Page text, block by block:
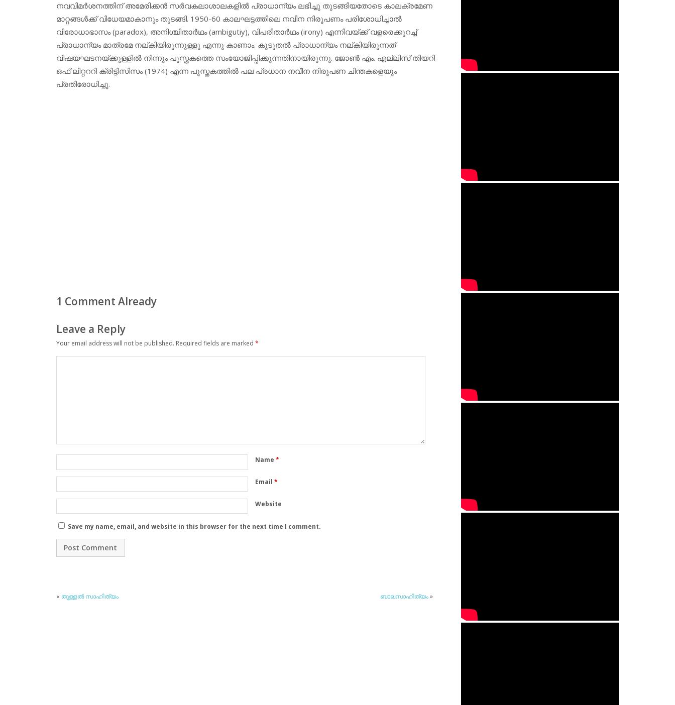
നവവിമര്‍ശനത്തിന് അമേരിക്കന്‍ സര്‍വകലാശാലകളില്‍ പ്രാധാന്യം ലഭിച്ചു തുടങ്ങിയതോടെ കാലക്രമേണ
മാറ്റങ്ങള്‍ക്ക് വിധേയമാകാനും തുടങ്ങി. 1950-60 കാലഘട്ടത്തിലെ നവീന നിരൂപണം പരിശോധിച്ചാല്‍
വിരോധാഭാസം (paradox), അനിശ്ചിതാര്‍ഥം (ambigutiy), വിപരീതാര്‍ഥം (irony) എന്നിവയ്ക്ക് വളരെക്കുറച്ച്
പ്രാധാന്യം മാത്രമേ നല്കിയിരുന്നുള്ളു എന്നു കാണാം. കൂടുതല്‍ പ്രാധാന്യം നല്കിയിരുന്നത്
വിഷയഘടനയ്ക്കുള്ളില്‍ നിന്നും പുസ്തകത്തെ സംയോജിപ്പിക്കുന്നതിനായിരുന്നു. ജോണ്‍ എം. എല്ലിസ് തിയറി
ഒഫ് ലിറ്റററി ക്രിട്ടിസിസം (1974) എന്ന പുസ്തകത്തില്‍ പല പ്രധാന നവീന നിരൂപണ ചിന്തകളെയും
പ്രതിരോധിച്ചു.
1 Comment Already
Leave a Reply
Your email address will not be published. Required fields are marked *
Name *
Email *
Website
Save my name, email, and website in this browser for the next time I comment.
« തുള്ളല്‍ സാഹിത്യം ബാലസാഹിത്യം»